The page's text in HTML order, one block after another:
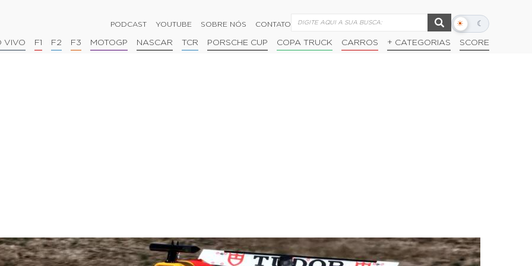
PODCAST YOUTUBE SOBRE NÓS CONTATO ☀ ☾
Alternar
escuro
VIVO F1 F2 F3 MOTOGP NASCAR TCR PORSCHE CUP COPA TRUCK CARROS + CATEGORIAS SCORE